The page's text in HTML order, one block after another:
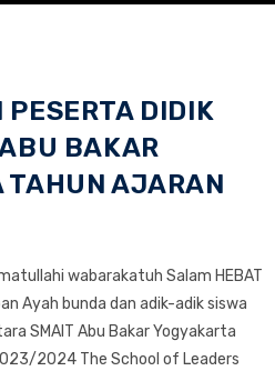
PESERTA DIDIK
BAKAR
TAHUN AJARAN
wabarakatuh Salam HEBAT
Ayah bunda dan adik-adik siswa
SMAIT Abu Bakar Yogyakarta
2024 The School of Leaders